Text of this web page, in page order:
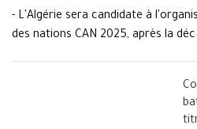
- L'Algérie sera candidate à
des nations CAN 2025, après la